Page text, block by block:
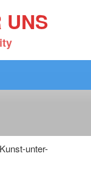
UNS
unter-